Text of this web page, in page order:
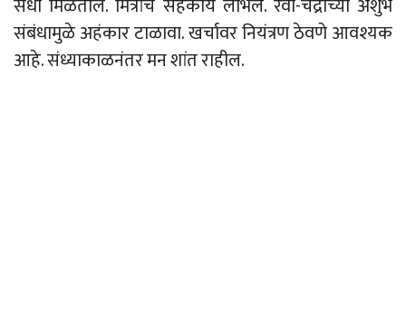
संबंधामुळे अहंकार टाळावा. खर्चावर नियंत्रण ठेवणे आवश्यक
आहे. संध्याकाळनंतर मन शांत राहील.